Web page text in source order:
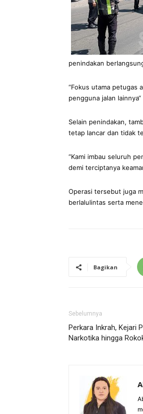
penindakan
“Fokus utama petugas
pengguna jalan
Selain penindakan,
tetap lancar dan tidak
“Kami imbau seluruh
demi terciptanya
Operasi tersebut juga
berlalulintas serta
Bagikan
Sebelumnya
Perkara Inkrah, Kejari
Narkotika hingga